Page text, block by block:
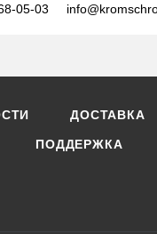
05-03
ДОСТАВКА
ПОДДЕРЖКА